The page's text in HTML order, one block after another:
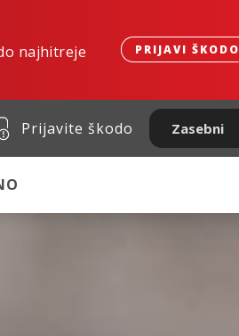
najhitreje
PRIJAVI ŠKODO
Prijavite škodo Zasebni